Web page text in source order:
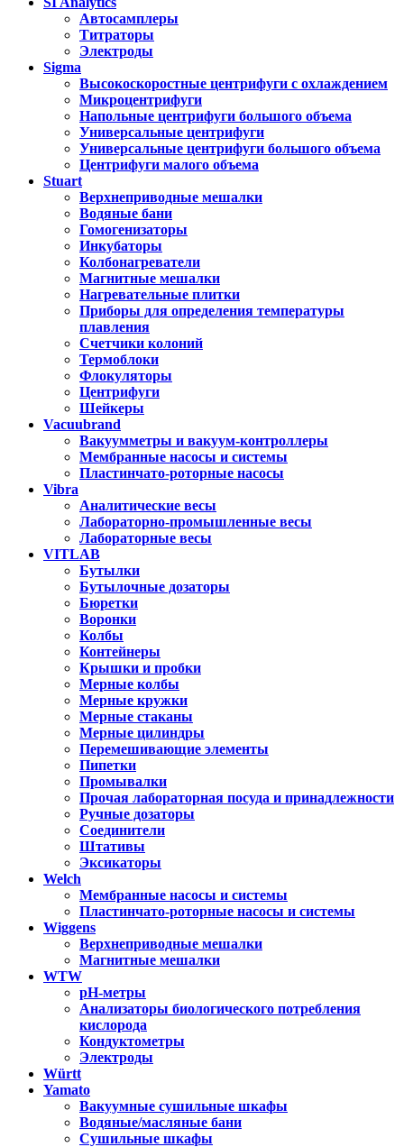
Автосамплеры
Титраторы
Электроды
Sigma
Высокоскоростные центрифуги с охлаждением
Микроцентрифуги
Напольные центрифуги большого объема
Универсальные центрифуги
Универсальные центрифуги большого объема
Центрифуги малого объема
Stuart
Верхнеприводные мешалки
Водяные бани
Гомогенизаторы
Инкубаторы
Колбонагреватели
Магнитные мешалки
Нагревательные плитки
Приборы для определения температуры
плавления
Счетчики колоний
Термоблоки
Флокуляторы
Центрифуги
Шейкеры
Vacuubrand
Вакуумметры и вакуум-контроллеры
Мембранные насосы и системы
Пластинчато-роторные насосы
Vibra
Аналитические весы
Лабораторно-промышленные весы
Лабораторные весы
VITLAB
Бутылки
Бутылочные дозаторы
Бюретки
Воронки
Колбы
Контейнеры
Крышки и пробки
Мерные колбы
Мерные кружки
Мерные стаканы
Мерные цилиндры
Перемешивающие элементы
Пипетки
Промывалки
Прочая лабораторная посуда и принадлежности
Ручные дозаторы
Соединители
Штативы
Эксикаторы
Welch
Мембранные насосы и системы
Пластинчато-роторные насосы и системы
Wiggens
Верхнеприводные мешалки
Магнитные мешалки
WTW
pH-метры
Анализаторы биологического потребления
кислорода
Кондуктометры
Электроды
Württ
Yamato
Вакуумные сушильные шкафы
Водяные/масляные бани
Сушильные шкафы